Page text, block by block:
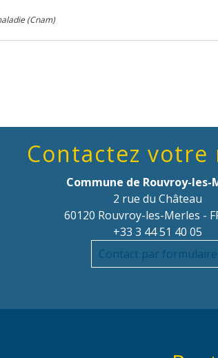
(Cnam)
Contactez votre
Commune de Rouvroy-les-
2 rue du Château
60120 Rouvroy-les-Merles -
+33 3 44 51 40 05
Contact par formulaire